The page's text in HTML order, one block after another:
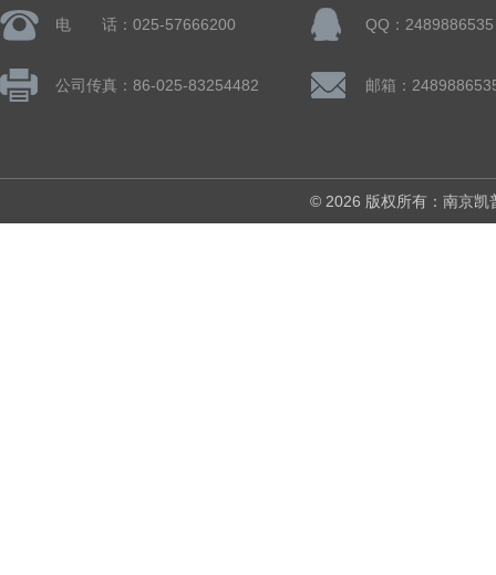
电 话：025-57666200 QQ：2489886535
公司传真：86-025-83254482 邮箱：
© 2026 版权所有：南京